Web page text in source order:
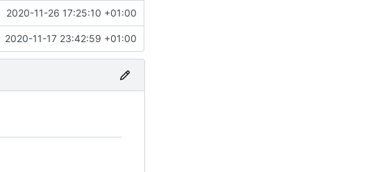
2020-11-26 17:25:10 +01:00
2020-11-17 23:42:59 +01:00